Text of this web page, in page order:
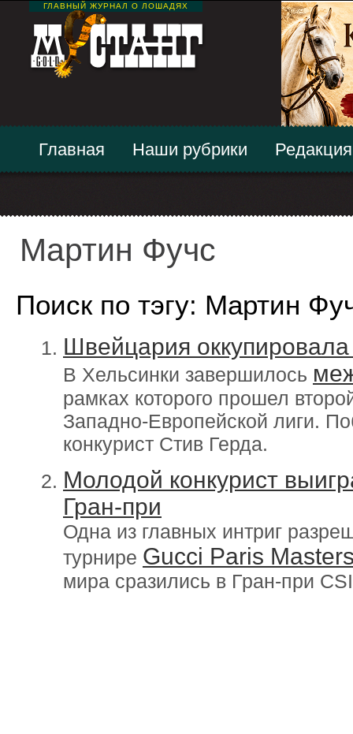
ГЛАВНЫЙ ЖУРНАЛ О ЛОШАДЯХ
Главная Наши рубрики Редакция
Мартин Фучс
Поиск по тэгу: Мартин
Швейцария
В Хельсинки завершилось
рамках которого прошел
Западно-Европейской лиги.
конкурист Стив Герда.
Молодой конкурист
Гран-при
Одна из главных интриг
турнире Gucci Paris
мира сразились в Гран-при